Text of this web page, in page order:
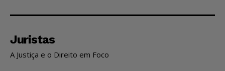
Juristas
A Justiça e o Direito em Foco